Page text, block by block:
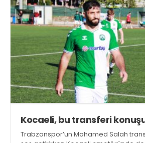
Kocaeli, bu transferi
Trabzonspor’un Mohamed Salah